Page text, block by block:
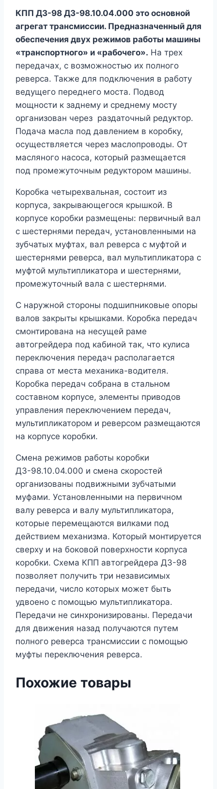
КПП ДЗ-98 ДЗ-98.10.04.000 это основной
агрегат трансмиссии. Предназначенный для
обеспечения двух режимов работы машины
«транспортного» и «рабочего». На трех
передачах, с возможностью их полного
реверса. Также для подключения в работу
ведущего переднего моста. Подвод
мощности к заднему и среднему мосту
организован через раздаточный редуктор.
Подача масла под давлением в коробку,
осуществляется через маслопроводы. От
масляного насоса, который размещается
под промежуточным редуктором машины.
Коробка четырехвальная, состоит из
корпуса, закрывающегося крышкой. В
корпусе коробки размещены: первичный вал
с шестернями передач, установленными на
зубчатых муфтах, вал реверса с муфтой и
шестернями реверса, вал мультипликатора с
муфтой мультипликатора и шестернями,
промежуточный вала с шестернями.
С наружной стороны подшипниковые опоры
валов закрыты крышками. Коробка передач
смонтирована на несущей раме
автогрейдера под кабиной так, что кулиса
переключения передач располагается
справа от места механика-водителя.
Коробка передач собрана в стальном
составном корпусе, элементы приводов
управления переключением передач,
мультипликатором и реверсом размещаются
на корпусе коробки.
Смена режимов работы коробки
ДЗ-98.10.04.000 и смена скоростей
организованы подвижными зубчатыми
муфами. Установленными на первичном
валу реверса и валу мультипликатора,
которые перемещаются вилками под
действием механизма. Который монтируется
сверху и на боковой поверхности корпуса
коробки. Схема КПП автогрейдера ДЗ-98
позволяет получить три независимых
передачи, число которых может быть
удвоено с помощью мультипликатора.
Передачи не синхронизированы. Передачи
для движения назад получаются путем
полного реверса трансмиссии с помощью
муфты переключения реверса.
Похожие товары